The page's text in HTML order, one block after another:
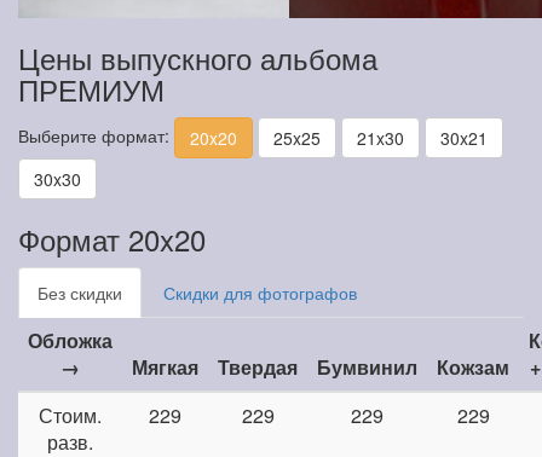
Цены выпускного альбома
ПРЕМИУМ
Выберите формат: 20x20 25x25 21x30
30x21
30x30
Формат 20x20
Без скидки Скидки для фотографов
Обложка
→
Мягкая Твердая Бумвинил Кожзам
Стоим.
разв.
229 229 229 229